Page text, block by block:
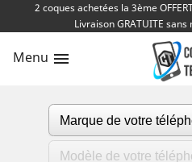
2 coques achetées la 3ème
Livraison GRATUITE
Menu 